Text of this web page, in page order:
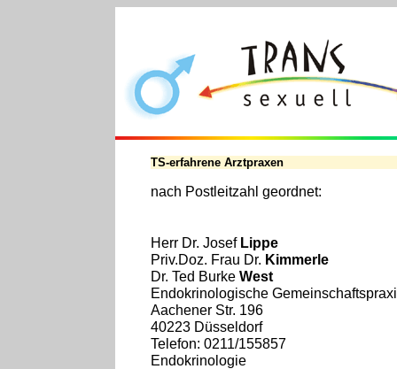
TS-erfahrene Arztpraxen
nach Postleitzahl geordnet:
Herr Dr. JosefLippe
Priv.Doz. Frau Dr. Kimmerle
Dr. Ted Burke West
Endokrinologische
Aachener Str. 196
40223 Düsseldorf
Telefon: 0211/155857
Endokrinologie